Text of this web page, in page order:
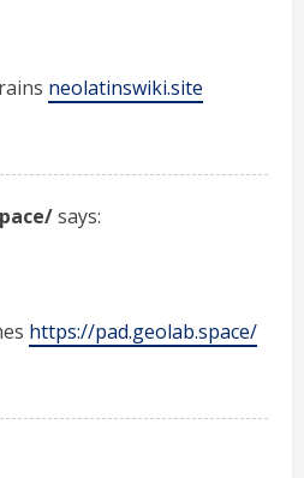
neolatinswiki.site
says:
https://pad.geolab.space/